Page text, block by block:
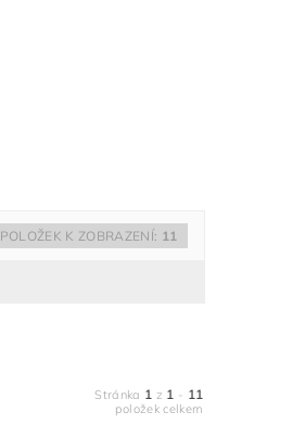
POLOŽEK K ZOBRAZENÍ: 11
Stránka 1 z 1 - 11
položek celkem